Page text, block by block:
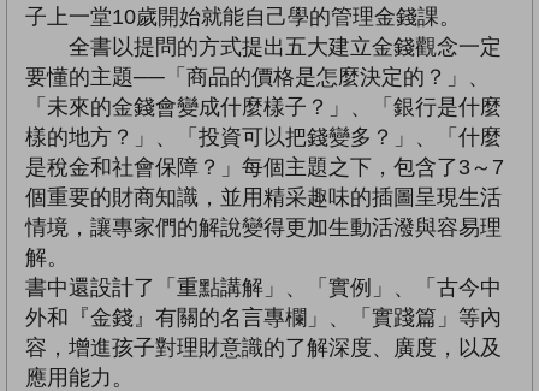
子上一堂10歲開始就能自己學的管理金錢課。
全書以提問的方式提出五大建立金錢觀念一定
要懂的主題──「商品的價格是怎麼決定的？」、
「未來的金錢會變成什麼樣子？」、「銀行是什麼
樣的地方？」、「投資可以把錢變多？」、「什麼
是稅金和社會保障？」每個主題之下，包含了3～7
個重要的財商知識，並用精采趣味的插圖呈現生活
情境，讓專家們的解說變得更加生動活潑與容易理
解。
書中還設計了「重點講解」、「實例」、「古今中
外和『金錢』有關的名言專欄」、「實踐篇」等內
容，增進孩子對理財意識的了解深度、廣度，以及
應用能力。